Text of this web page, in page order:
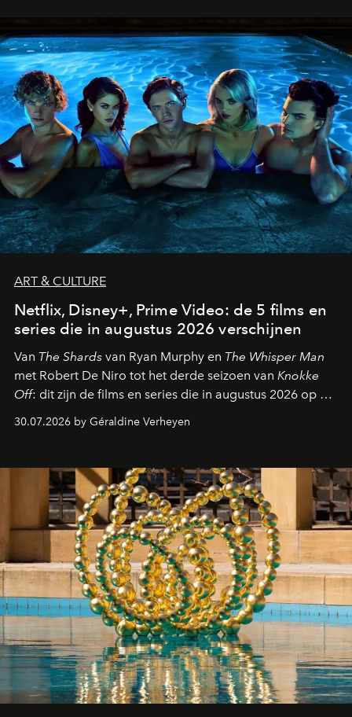
ART & CULTURE
Netflix, Disney+, Prime Video: de 5 films en
series die in augustus 2026 verschijnen
Van The Shards van Ryan Murphy en The Whisper Man
met Robert De Niro tot het derde seizoen van Knokke
Off: dit zijn de films en series die in augustus 2026 op de
streamingplatformen verschijnen.
30.07.2026 by Géraldine Verheyen